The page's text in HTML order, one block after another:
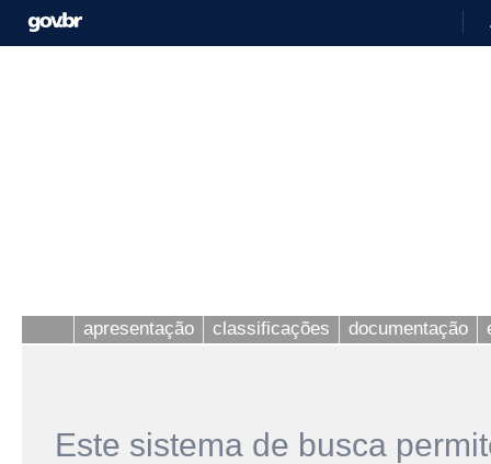
apresentação classificações documentação
Este sistema de busca